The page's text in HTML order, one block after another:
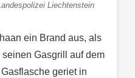
Liechtenstein
ein Brand aus, als
Gasgrill auf dem
geriet in